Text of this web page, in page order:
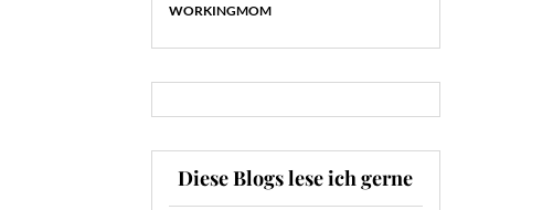
WORKINGMOM
Diese Blogs lese ich gerne